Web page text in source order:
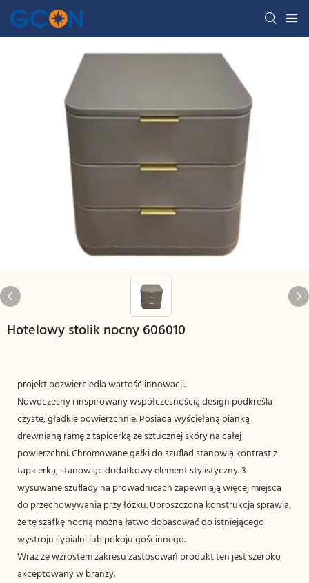
Hotelowy stolik nocny 606010
projekt odzwierciedla wartość innowacji.
Nowoczesny i inspirowany współczesnością design podkreśla
czyste, gładkie powierzchnie. Posiada wyściełaną pianką
drewnianą ramę z tapicerką ze sztucznej skóry na całej
powierzchni. Chromowane gałki do szuflad stanowią kontrast z
tapicerką, stanowiąc dodatkowy element stylistyczny. 3
wysuwane szuflady na prowadnicach zapewniają więcej miejsca
do przechowywania przy łóżku. Uproszczona konstrukcja sprawia,
że ​​tę szafkę nocną można łatwo dopasować do istniejącego
wystroju sypialni lub pokoju gościnnego.
Wraz ze wzrostem zakresu zastosowań produkt ten jest szeroko
akceptowany w branży.